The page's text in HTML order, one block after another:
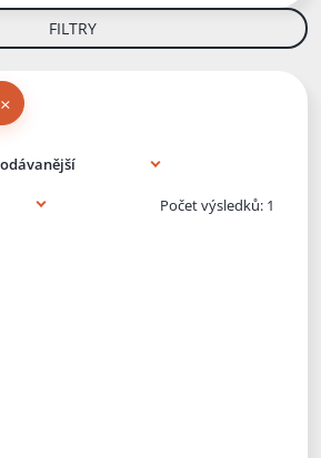
FILTRY
×
Počet výsledků: 1